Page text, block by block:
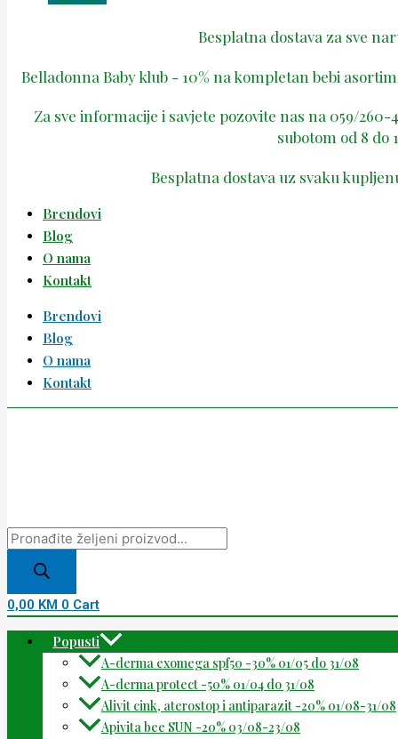
Besplatna dostava za sve
Belladonna Baby klub - 10% na kompletan bebi
Za sve informacije i savjete pozovite nas na 059/
subotom od 8 do
Besplatna dostava uz svaku
Brendovi
Blog
O nama
Kontakt
Brendovi
Blog
O nama
Kontakt
0,00 KM 0 Cart
Popusti
A-derma exomega spf50 -30% 01/05 do 31/08
A-derma protect -50% 01/04 do 31/08
Alivit cink, aterostop i antiparazit -20% 01/08-31/08
Apivita bee SUN -20% 03/08-23/08